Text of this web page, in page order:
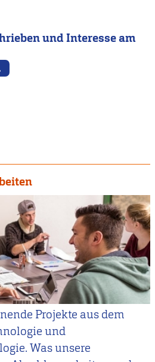
und Interesse am
Projekte aus dem
und
Was unsere